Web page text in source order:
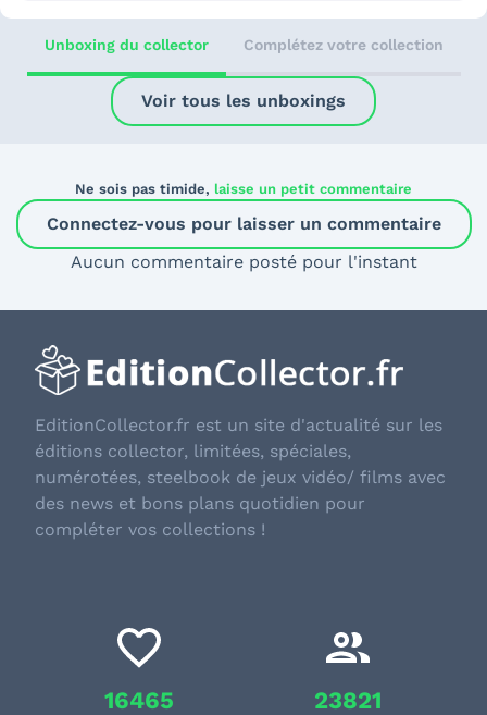
Unboxing du collector Complétez votre collection
Voir tous les unboxings
Ne sois pas timide, laisse un petit commentaire
Connectez-vous pour laisser un commentaire
Aucun commentaire posté pour l'instant
EditionCollector.fr est un site d'actualité sur les
éditions collector, limitées, spéciales,
numérotées, steelbook de jeux vidéo/ films avec
des news et bons plans quotidien pour
compléter vos collections !
16465 23821